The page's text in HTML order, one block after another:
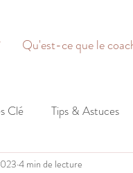
Qu'est-ce que le
Clé Tips & Astuces
4 min de lecture